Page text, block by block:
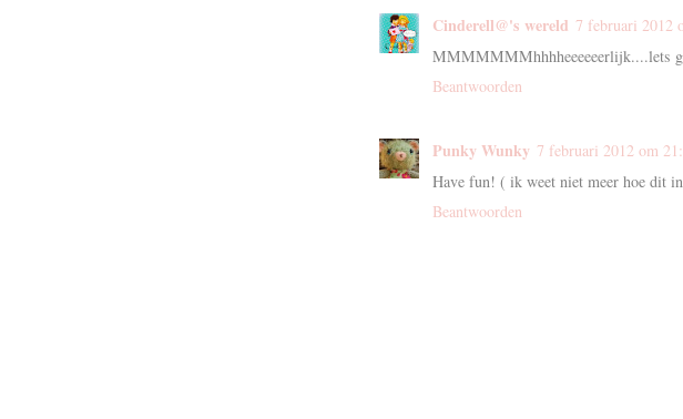
Cinderell@'s wereld 7 februari 2012
MMMMMMMhhhheeeeeerlijk....lets
Beantwoorden
Punky Wunky 7 februari 2012 om
Have fun! ( ik weet niet meer hoe dit
Beantwoorden